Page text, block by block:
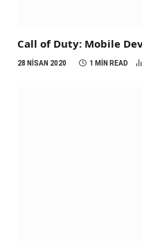
Call of Duty: Mobile
28 NISAN 2020 1 MIN READ